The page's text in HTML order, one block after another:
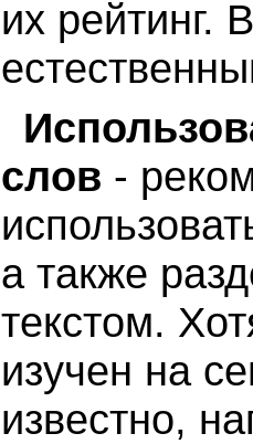
их рейтинг.
слов -
а также
текстом.
изучен на
известно,